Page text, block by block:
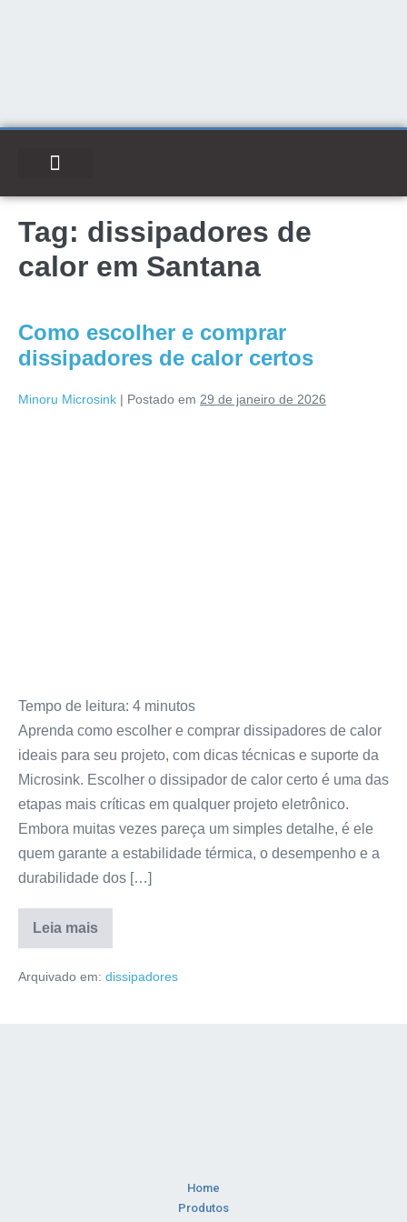
Tag: dissipadores de
calor em Santana
Como escolher e comprar
dissipadores de calor certos
Minoru Microsink | Postado em 29 de janeiro de 2026
Tempo de leitura: 4 minutos
Aprenda como escolher e comprar dissipadores de calor
ideais para seu projeto, com dicas técnicas e suporte da
Microsink. Escolher o dissipador de calor certo é uma das
etapas mais críticas em qualquer projeto eletrônico.
Embora muitas vezes pareça um simples detalhe, é ele
quem garante a estabilidade térmica, o desempenho e a
durabilidade dos […]
Leia mais
Arquivado em: dissipadores
Home
Produtos